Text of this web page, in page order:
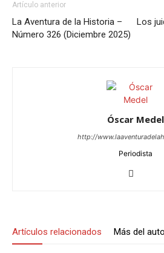
Artículo anterior
La Aventura de la Historia –
Número 326 (Diciembre 2025)
Los
Óscar Medel
http://
Periodista
Artículos relacionados Más del